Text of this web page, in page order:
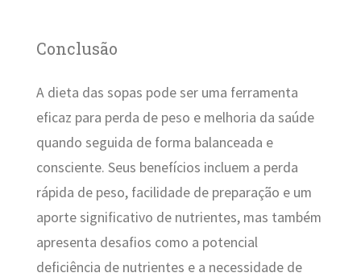
Conclusão
A dieta das sopas pode ser uma ferramenta
eficaz para perda de peso e melhoria da saúde
quando seguida de forma balanceada e
consciente. Seus benefícios incluem a perda
rápida de peso, facilidade de preparação e um
aporte significativo de nutrientes, mas também
apresenta desafios como a potencial
deficiência de nutrientes e a necessidade de